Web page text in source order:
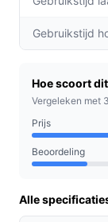
Voor welke
huishoudens,
iedereen die
oplossing
vergelijking
Gebruikstijd
Hoe scoort
Vergeleken met
Prijs
Beoordeling
Alle